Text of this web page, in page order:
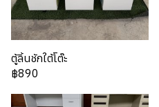
ตู้ลิ้นชักใต้โต๊ะ
฿890